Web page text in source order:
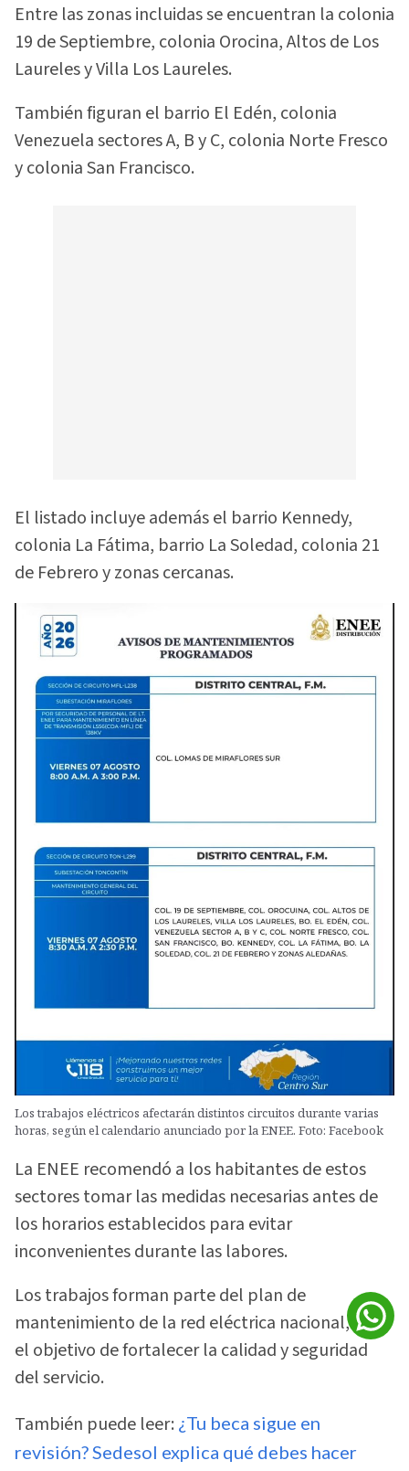
Entre las zonas incluidas se encuentran la colonia
19 de Septiembre, colonia Orocina, Altos de Los
Laureles y Villa Los Laureles.
También figuran el barrio El Edén, colonia
Venezuela sectores A, B y C, colonia Norte Fresco
y colonia San Francisco.
El listado incluye además el barrio Kennedy,
colonia La Fátima, barrio La Soledad, colonia 21
de Febrero y zonas cercanas.
Los trabajos eléctricos afectarán distintos circuitos durante varias
horas, según el calendario anunciado por la ENEE. Foto: Facebook
La ENEE recomendó a los habitantes de estos
sectores tomar las medidas necesarias antes de
los horarios establecidos para evitar
inconvenientes durante las labores.
Los trabajos forman parte del plan de
mantenimiento de la red eléctrica nacional, con
el objetivo de fortalecer la calidad y seguridad
del servicio.
También puede leer: ¿Tu beca sigue en
revisión? Sedesol explica qué debes hacer